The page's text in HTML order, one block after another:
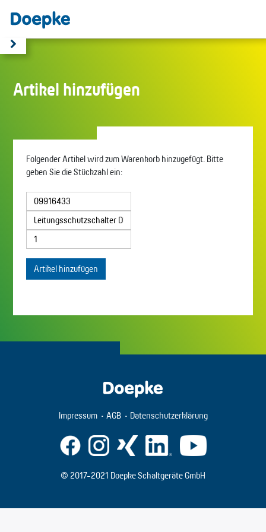
Artikel hinzufügen
Folgender Artikel wird zum Warenkorb hinzugefügt. Bitte
geben Sie die Stückzahl ein:
Artikel hinzufügen
Impressum AGB Datenschutzerklärung
© 2017-2021 Doepke Schaltgeräte GmbH